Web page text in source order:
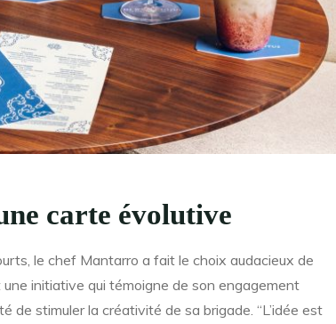
carte évolutive
le chef Mantarro a fait le choix audacieux de
initiative qui témoigne de son engagement
stimuler la créativité de sa brigade. “L’idée est